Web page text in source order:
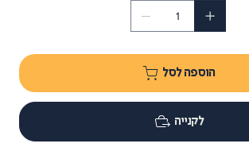
הוספה לסל
לקנייה